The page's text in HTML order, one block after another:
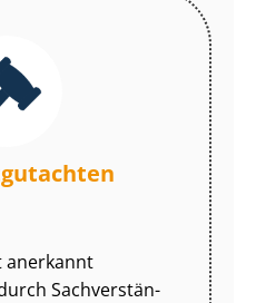
anerkannt
Sach­ver­stän­